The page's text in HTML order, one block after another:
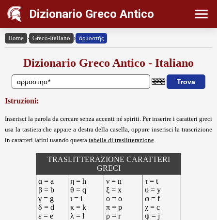
Dizionario Greco Antico
Home › Greco-Italiano › ἁρμοστής
Dizionario Greco Antico - Italiano
Istruzioni:
Inserisci la parola da cercare senza accenti né spiriti. Per inserire i caratteri greci
usa la tastiera che appare a destra della casella, oppure inserisci la trascrizione
in caratteri latini usando questa tabella di traslitterazione
TRASLITTERAZIONE CARATTERI
GRECI
α = a
β = b
γ = g
δ = d
ε = e
η = h
θ = q
ι = i
κ = k
λ = l
ν = n
ξ = x
ο = o
π = p
ρ = r
τ = t
υ = y
φ = f
χ = c
ψ = j